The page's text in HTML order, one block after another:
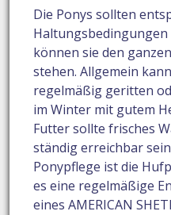
Die Ponys sollten
können sie den
stehen. Allgemein
regelmäßig geritten
im Winter mit gutem
Futter sollte frisches
ständig erreichbar
Ponypflege ist die
es eine regelmäßige
eines AMERICAN